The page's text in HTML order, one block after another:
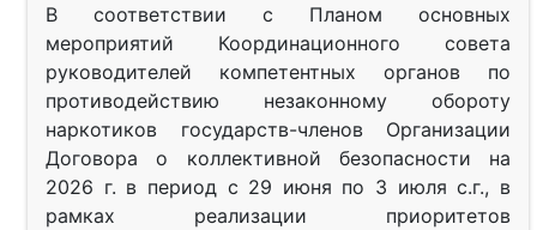
В соответствии с Планом основных
мероприятий Координационного совета
руководителей компетентных органов по
противодействию незаконному обороту
наркотиков государств-членов Организации
Договора о коллективной безопасности на
2026 г. в период с 29 июня по 3 июля с.г., в
рамках реализации приоритетов